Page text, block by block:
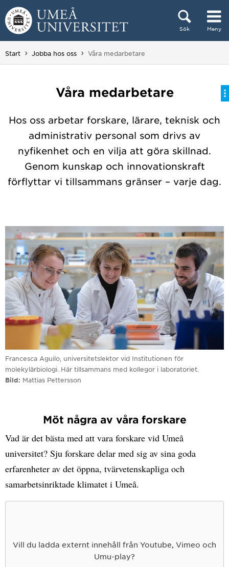
Hoppa direkt till innehållet
Sök Meny
Huvudmenyn dold.
Start Jobba hos oss Du är här:
Våra medarbetare
Våra medarbetare
Hos oss arbetar forskare, lärare, teknisk och
administrativ personal som drivs av
nyfikenhet och en vilja att göra skillnad.
Genom kunskap och innovationskraft
förflyttar vi tillsammans gränser – varje dag.
Francesca Aguilo, universitetslektor vid Institutionen för
molekylärbiologi. Här tillsammans med kollegor i laboratoriet.
Bild
Mattias Pettersson
Möt några av våra forskare
Vad är det bästa med att vara forskare vid Umeå
universitet? Sju forskare delar med sig av sina goda
erfarenheter av det öppna, tvärvetenskapliga och
samarbetsinriktade klimatet i Umeå.
Vill du ladda externt innehåll från Youtube, Vimeo och
Umu-play?